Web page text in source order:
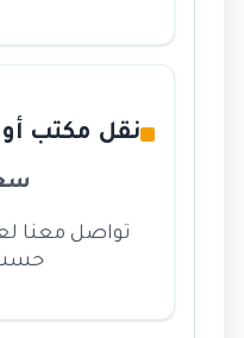
نقل مكتب أو
تواصل
حسب